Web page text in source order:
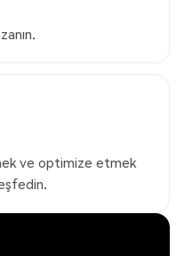
ve optimize etmek